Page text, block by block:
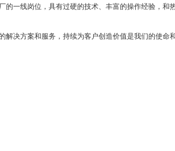
一线岗位，具有过硬的技术、丰富的操作经验，和
决方案和服务，持续为客户创造价值是我们的使命和